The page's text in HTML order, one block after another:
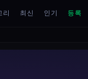
리 최신 인기 등록